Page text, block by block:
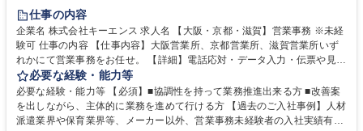
土日祝休み
仕事の内容
企業名 株式会社キーエンス 求人名 【大阪・京都・滋賀】営業事務 ※未経
験可 仕事の内容 【仕事内容】大阪営業所、京都営業所、滋賀営業所いず
れかにて営業事務をお任せ。 【詳細】電話応対・データ入力・伝票や見積
の作成・カタログ送付・来客対応・営業所内で発生する事務業務や業務改
善をお任せ。 【教育制度】ご入社後、育成担当とペアになりながらOJTに
て業務を覚えていただくことが可能です。業務システムがきちんと構築さ
れているため、スムーズに仕事に慣れることができる環境です。また、
必要な経験・能力等
必要な経験・能力等 【必須】■協調性を持って業務推進出来る方 ■改善案
を出しながら、主体的に業務を進めて行ける方 【過去のご入社事例】人材
派遣業界や保育業界等、メーカー以外、営業事務未経験者の入社実績有